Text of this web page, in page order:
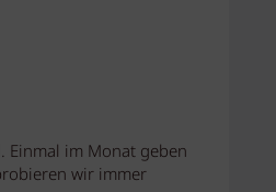
Einmal im Monat geben
wir immer